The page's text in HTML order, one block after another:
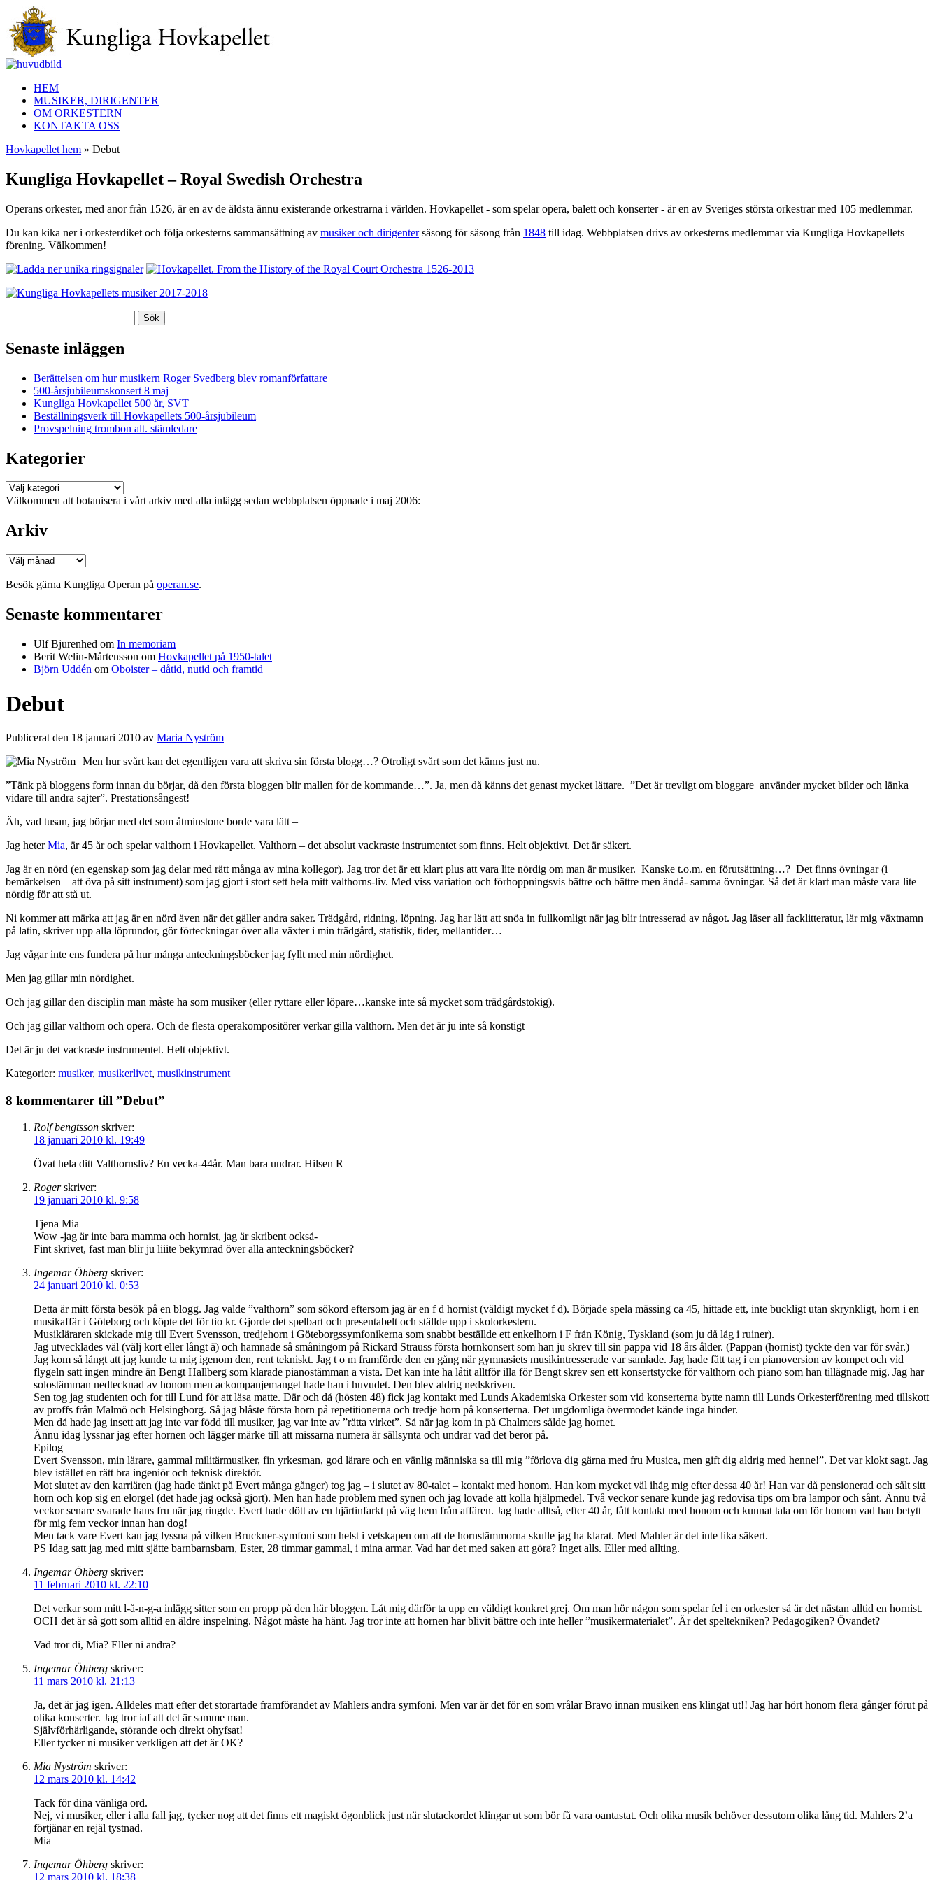
HEM
MUSIKER, DIRIGENTER
OM ORKESTERN
KONTAKTA OSS
Hovkapellet hem » Debut
Kungliga Hovkapellet – Royal Swedish Orchestra
Operans orkester, med anor från 1526, är en av de äldsta ännu existerande orkestrarna i världen. Hovkapellet - som spelar opera, balett och konserter - är en av Sveriges största orkestrar med 105 medlemmar.
Du kan kika ner i orkesterdiket och följa orkesterns sammansättning av musiker och dirigentersäsong för säsong från 1848 till idag. Webbplatsen drivs av orkesterns medlemmar via Kungliga Hovkapellets
förening. Välkommen!
efter:
Senaste inläggen
Berättelsen om hur musikern Roger Svedberg blev romanförfattare
500-årsjubileumskonsert 8 maj
Kungliga Hovkapellet 500 år, SVT
Beställningsverk till Hovkapellets 500-årsjubileum
Provspelning trombon alt. stämledare
Kategorier
Kategorier
Välkommen att botanisera i vårt arkiv med alla inlägg sedan webbplatsen öppnade i maj 2006:
Arkiv
Arkiv
Besök gärna Kungliga Operan på operan.se.
Senaste kommentarer
Ulf Bjurenhed om In memoriam
Berit Welin-Mårtensson om Hovkapellet på 1950-talet
Björn Uddén om Oboister – dåtid, nutid och framtid
Debut
Publicerat den 18 januari 2010 av Maria Nyström
Men hur svårt kan det egentligen vara att skriva sin första blogg…? Otroligt svårt som det känns just nu.
”Tänk på bloggens form innan du börjar, då den första bloggen blir mallen för de kommande…”. Ja, men då känns det genast mycket lättare. ”Det är trevligt om bloggare använder mycket bilder och länka
vidare till andra sajter”. Prestationsångest!
Äh, vad tusan, jag börjar med det som åtminstone borde vara lätt –
Jag heterMia, är 45 år och spelar valthorn i Hovkapellet. Valthorn – det absolut vackraste instrumentet som finns. Helt objektivt. Det är säkert.
Jag är en nörd (en egenskap som jag delar med rätt många av mina kollegor). Jag tror det är ett klart plus att vara lite nördig om man är musiker. Kanske t.o.m. en förutsättning…? Det finns övningar (i
bemärkelsen – att öva på sitt instrument) som jag gjort i stort sett hela mitt valthorns-liv. Med viss variation och förhoppningsvis bättre och bättre men ändå- samma övningar. Så det är klart man måste vara lite
nördig för att stå ut.
Ni kommer att märka att jag är en nörd även när det gäller andra saker. Trädgård, ridning, löpning. Jag har lätt att snöa in fullkomligt när jag blir intresserad av något. Jag läser all facklitteratur, lär mig växtnamn
på latin, skriver upp alla löprundor, gör förteckningar över alla växter i min trädgård, statistik, tider, mellantider…
Jag vågar inte ens fundera på hur många anteckningsböcker jag fyllt med min nördighet.
Men jag gillar min nördighet.
Och jag gillar den disciplin man måste ha som musiker (eller ryttare eller löpare…kanske inte så mycket som trädgårdstokig).
Och jag gillar valthorn och opera. Och de flesta operakompositörer verkar gilla valthorn. Men det är ju inte så konstigt –
Det är ju det vackraste instrumentet. Helt objektivt.
Kategorier: musiker, musikerlivet, musikinstrument
8 kommentarer till ”Debut”
Rolf bengtsson skriver:
18 januari 2010 kl. 19:49
Övat hela ditt Valthornsliv? En vecka-44år. Man bara undrar. Hilsen R
Roger skriver:
19 januari 2010 kl. 9:58
Tjena Mia
Wow -jag är inte bara mamma och hornist, jag är skribent också-
Fint skrivet, fast man blir ju liiite bekymrad över alla anteckningsböcker?
Ingemar Öhberg skriver:
24 januari 2010 kl. 0:53
Detta är mitt första besök på en blogg. Jag valde ”valthorn” som sökord eftersom jag är en f d hornist (väldigt mycket f d). Började spela mässing ca 45, hittade ett, inte buckligt utan skrynkligt, horn i en
musikaffär i Göteborg och köpte det för tio kr. Gjorde det spelbart och presentabelt och ställde upp i skolorkestern.
Musikläraren skickade mig till Evert Svensson, tredjehorn i Göteborgssymfonikerna som snabbt beställde ett enkelhorn i F från König, Tyskland (som ju då låg i ruiner).
Jag utvecklades väl (välj kort eller långt ä) och hamnade så småningom på Rickard Strauss första hornkonsert som han ju skrev till sin pappa vid 18 års ålder. (Pappan (hornist) tyckte den var för svår.)
Jag kom så långt att jag kunde ta mig igenom den, rent tekniskt. Jag t o m framförde den en gång när gymnasiets musikintresserade var samlade. Jag hade fått tag i en pianoversion av kompet och vid
flygeln satt ingen mindre än Bengt Hallberg som klarade pianostämman a vista. Det kan inte ha låtit alltför illa för Bengt skrev sen ett konsertstycke för valthorn och piano som han tillägnade mig. Jag har
solostämman nedtecknad av honom men ackompanjemanget hade han i huvudet. Den blev aldrig nedskriven.
Sen tog jag studenten och for till Lund för att läsa matte. Där och då (hösten 48) fick jag kontakt med Lunds Akademiska Orkester som vid konserterna bytte namn till Lunds Orkesterförening med tillskott
av proffs från Malmö och Helsingborg. Så jag blåste första horn på repetitionerna och tredje horn på konserterna. Det ungdomliga övermodet kände inga hinder.
Men då hade jag insett att jag inte var född till musiker, jag var inte av ”rätta virket”. Så när jag kom in på Chalmers sålde jag hornet.
Ännu idag lyssnar jag efter hornen och lägger märke till att missarna numera är sällsynta och undrar vad det beror på.
Epilog
Evert Svensson, min lärare, gammal militärmusiker, fin yrkesman, god lärare och en vänlig människa sa till mig ”förlova dig gärna med fru Musica, men gift dig aldrig med henne!”. Det var klokt sagt. Jag
blev istället en rätt bra ingeniör och teknisk direktör.
Mot slutet av den karriären (jag hade tänkt på Evert många gånger) tog jag – i slutet av 80-talet – kontakt med honom. Han kom mycket väl ihåg mig efter dessa 40 år! Han var då pensionerad och sålt sitt
horn och köp sig en elorgel (det hade jag också gjort). Men han hade problem med synen och jag lovade att kolla hjälpmedel. Två veckor senare kunde jag redovisa tips om bra lampor och sånt. Ännu två
veckor senare svarade hans fru när jag ringde. Evert hade dött av en hjärtinfarkt på väg hem från affären. Jag hade alltså, efter 40 år, fått kontakt med honom och kunnat tala om för honom vad han betytt
för mig fem veckor innan han dog!
Men tack vare Evert kan jag lyssna på vilken Bruckner-symfoni som helst i vetskapen om att de hornstämmorna skulle jag ha klarat. Med Mahler är det inte lika säkert.
PS Idag satt jag med mitt sjätte barnbarnsbarn, Ester, 28 timmar gammal, i mina armar. Vad har det med saken att göra? Inget alls. Eller med allting.
Ingemar Öhberg skriver:
11 februari 2010 kl. 22:10
Det verkar som mitt l-å-n-g-a inlägg sitter som en propp på den här bloggen. Låt mig därför ta upp en väldigt konkret grej. Om man hör någon som spelar fel i en orkester så är det nästan alltid en hornist.
OCH det är så gott som alltid en äldre inspelning. Något måste ha hänt. Jag tror inte att hornen har blivit bättre och inte heller ”musikermaterialet”. Är det speltekniken? Pedagogiken? Övandet?
Vad tror di, Mia? Eller ni andra?
Ingemar Öhberg skriver:
11 mars 2010 kl. 21:13
Ja, det är jag igen. Alldeles matt efter det storartade framförandet av Mahlers andra symfoni. Men var är det för en som vrålar Bravo innan musiken ens klingat ut!! Jag har hört honom flera gånger förut på
olika konserter. Jag tror iaf att det är samme man.
Självförhärligande, störande och direkt ohyfsat!
Eller tycker ni musiker verkligen att det är OK?
Mia Nyström skriver:
12 mars 2010 kl. 14:42
Tack för dina vänliga ord.
Nej, vi musiker, eller i alla fall jag, tycker nog att det finns ett magiskt ögonblick just när slutackordet klingar ut som bör få vara oantastat. Och olika musik behöver dessutom olika lång tid. Mahlers 2’a
förtjänar en rejäl tystnad.
Mia
Ingemar Öhberg skriver:
12 mars 2010 kl. 18:38